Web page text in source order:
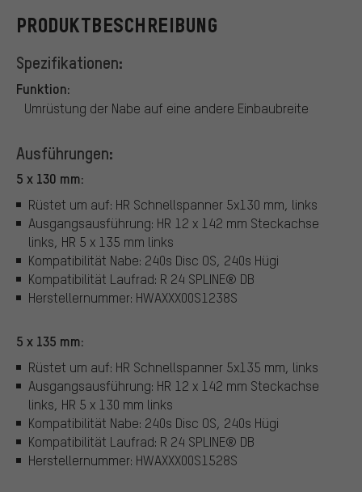
PRODUKTBESCHREIBUNG
Spezifikationen:
Funktion:
Umrüstung der Nabe auf eine andere Einbaubreite
Ausführungen:
5 x 130 mm:
Rüstet um auf: HR Schnellspanner 5x130 mm, links
Ausgangsausführung: HR 12 x 142 mm Steckachse
links, HR 5 x 135 mm links
Kompatibilität Nabe: 240s Disc OS, 240s Hügi
Kompatibilität Laufrad: R 24 SPLINE® DB
Herstellernummer: HWAXXX00S1238S
5 x 135 mm:
Rüstet um auf: HR Schnellspanner 5x135 mm, links
Ausgangsausführung: HR 12 x 142 mm Steckachse
links, HR 5 x 130 mm links
Kompatibilität Nabe: 240s Disc OS, 240s Hügi
Kompatibilität Laufrad: R 24 SPLINE® DB
Herstellernummer: HWAXXX00S1528S